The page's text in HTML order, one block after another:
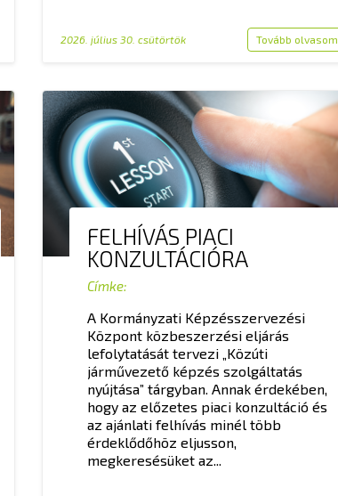
2026. július 30. csütörtök Tovább olvasom
FELHÍVÁS PIACI
KONZULTÁCIÓRA
Címke:
A Kormányzati Képzésszervezési
Központ közbeszerzési eljárás
lefolytatását tervezi „Közúti
járművezető képzés szolgáltatás
nyújtása” tárgyban. Annak érdekében,
hogy az előzetes piaci konzultáció és
az ajánlati felhívás minél több
érdeklődőhöz eljusson,
megkeresésüket az...